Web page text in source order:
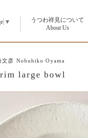
▼
うつわ祥見について
About Us
文彦 Nobuhiko Oyama
large bowl